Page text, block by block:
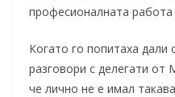
професионалната работа
Когато го попитаха дали
разговори с делегати
че лично не е имал